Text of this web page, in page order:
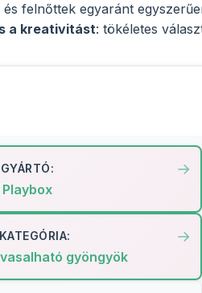
és felnőttek egyaránt
a kreativitást: tökéletes
GYÁRTÓ:
Playbox
gyöngyök